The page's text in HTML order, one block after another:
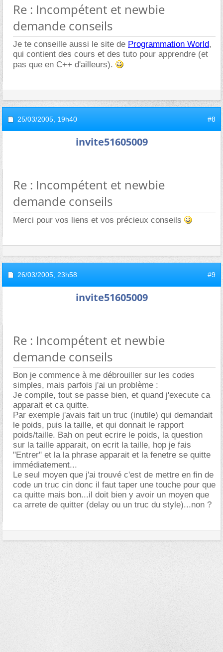
Re : Incompétent et newbie
demande conseils
Je te conseille aussi le site de Programmation World,
qui contient des cours et des tuto pour apprendre (et
pas que en C++ d'ailleurs).
25/03/2005, 19h40 #8
invite51605009
Re : Incompétent et newbie
demande conseils
Merci pour vos liens et vos précieux conseils
26/03/2005, 23h58 #9
invite51605009
Re : Incompétent et newbie
demande conseils
Bon je commence à me débrouiller sur les codes
simples, mais parfois j'ai un problème :
Je compile, tout se passe bien, et quand j'execute ca
apparait et ca quitte.
Par exemple j'avais fait un truc (inutile) qui demandait
le poids, puis la taille, et qui donnait le rapport
poids/taille. Bah on peut ecrire le poids, la question
sur la taille apparait, on ecrit la taille, hop je fais
"Entrer" et la la phrase apparait et la fenetre se quitte
immédiatement...
Le seul moyen que j'ai trouvé c'est de mettre en fin de
code un truc cin donc il faut taper une touche pour que
ca quitte mais bon...il doit bien y avoir un moyen que
ca arrete de quitter (delay ou un truc du style)...non ?